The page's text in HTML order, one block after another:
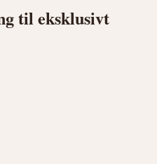
til eksklusivt